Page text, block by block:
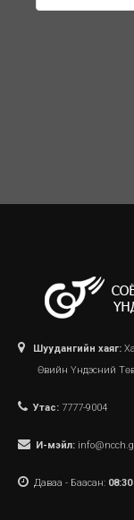
Шуудангийн хаяг:
Өвийн Үндэсний
Утас: 7777-9004
И-мэйл:
Даваа - Баасан: